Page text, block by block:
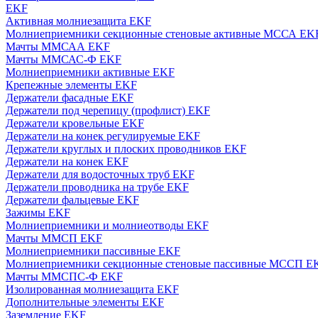
EKF
Активная молниезащита EKF
Молниеприемники секционные стеновые активные МССА
Мачты ММСАА EKF
Мачты ММСАС-Ф EKF
Молниеприемники активные EKF
Крепежные элементы EKF
Держатели фасадные EKF
Держатели под черепицу (профлист) EKF
Держатели кровельные EKF
Держатели на конек регулируемые EKF
Держатели круглых и плоских проводников EKF
Держатели на конек EKF
Держатели для водосточных труб EKF
Держатели проводника на трубе EKF
Держатели фальцевые EKF
Зажимы EKF
Молниеприемники и молниеотводы EKF
Мачты ММСП EKF
Молниеприемники пассивные EKF
Молниеприемники секционные стеновые пассивные МССП
Мачты ММСПС-Ф EKF
Изолированная молниезащита EKF
Дополнительные элементы EKF
Заземление EKF